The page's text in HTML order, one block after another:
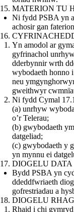
MATERION TU
Ni fydd PSBA yn
achosir gan
Yn amodol ar
gyfrinachol
dderbynnir wrth
wybodaeth honno
neu
gweithwyr
Ni fydd Cymal
(a) unrhyw
o’r Telerau;
(b) gwybodaeth
datgeliad;
(c) gwybodaeth y
yn mynnu ei
DIOGELU DATA
Bydd PSBA yn
ddeddfwriaeth
gofrestriadau a
DIOGELU
Rhaid i chi